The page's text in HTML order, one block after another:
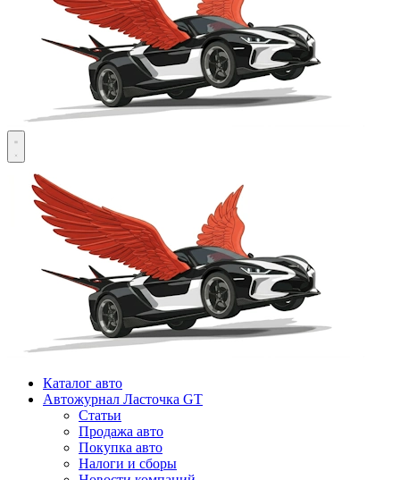
Каталог авто
Автожурнал Ласточка GT
Статьи
Продажа авто
Покупка авто
Налоги и сборы